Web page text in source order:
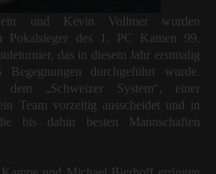
und Kevin Vollmer wurden
Pokalsieger des 1. PC Kamen 99,
das in diesem Jahr erstmalig
durchgeführt wurde.
„Schweizer System“, einer
Team vorzeitig ausscheidet und in
bis dahin besten Mannschaften